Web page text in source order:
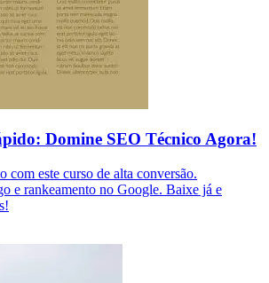
Domine SEO Técnico Agora!
com este curso de alta conversão.
e rankeamento no Google. Baixe já e